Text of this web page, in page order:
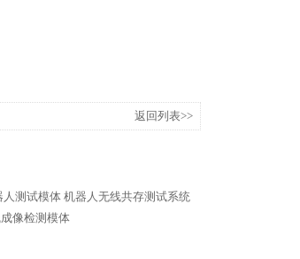
返回列表>>
人测试模体 机器人无线共存测试系统
像检测模体